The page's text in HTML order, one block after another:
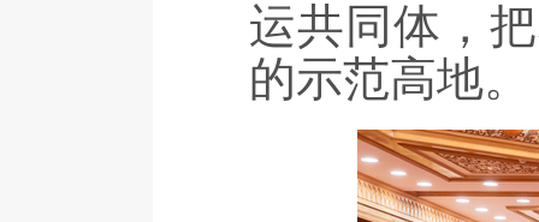
运共同体，
的示范高地。